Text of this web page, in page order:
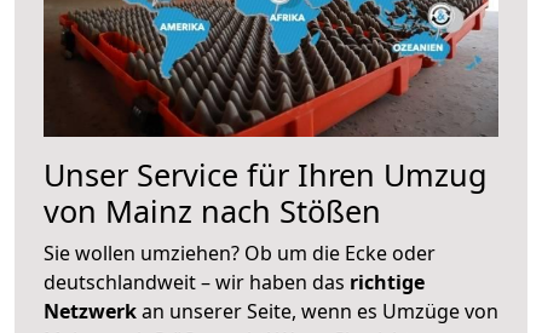
Unser Service für Ihren Umzug
von Mainz nach Stößen
Sie wollen umziehen? Ob um die Ecke oder
deutschlandweit – wir haben das richtige
Netzwerkan unserer Seite, wenn es Umzüge von